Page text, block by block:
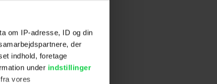
om IP-adresse, ID og din
der
indhold, foretage
under indstillinger
vores
ligeglad?"
er, at
scene, så